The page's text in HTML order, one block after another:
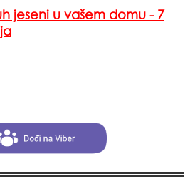
jeseni u vašem domu - 7